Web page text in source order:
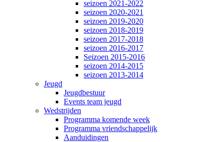
seizoen 2021-2022
seizoen 2020-2021
seizoen 2019-2020
seizoen 2018-2019
seizoen 2017-2018
seizoen 2016-2017
Seizoen 2015-2016
seizoen 2014-2015
seizoen 2013-2014
Jeugd
Jeugdbestuur
Events team jeugd
Wedstrijden
Programma komende week
Programma vriendschappelijk
Aanduidingen